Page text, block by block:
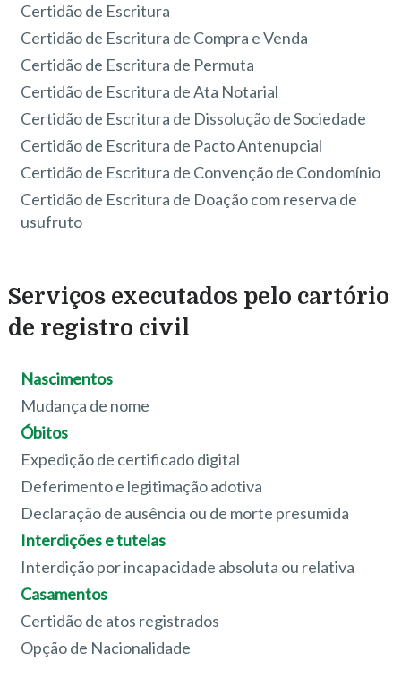
Certidão de Escritura
Certidão de Escritura de Compra e Venda
Certidão de Escritura de Permuta
Certidão de Escritura de Ata Notarial
Certidão de Escritura de Dissolução de Sociedade
Certidão de Escritura de Pacto Antenupcial
Certidão de Escritura de Convenção de Condomínio
Certidão de Escritura de Doação com reserva de
usufruto
Serviços executados pelo cartório
de registro civil
Nascimentos
Mudança de nome
Óbitos
Expedição de certificado digital
Deferimento e legitimação adotiva
Declaração de ausência ou de morte presumida
Interdições e tutelas
Interdição por incapacidade absoluta ou relativa
Casamentos
Certidão de atos registrados
Opção de Nacionalidade